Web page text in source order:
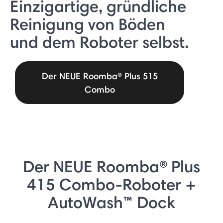
Einzigartige, gründliche
Reinigung von Böden
und dem Roboter selbst.
Der NEUE Roomba® Plus 515
Combo
Der NEUE Roomba® Plus
415 Combo-Roboter +
AutoWash™ Dock